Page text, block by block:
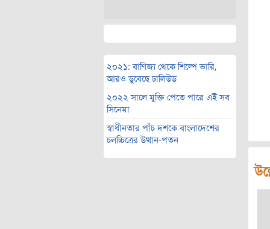
২০২১: বাণিজ্য থেকে শিল্পে ভারি,
আরও ডুবেছে ঢালিউড
২০২২ সালে মুক্তি পেতে পারে এই সব
সিনেমা
স্বাধীনতার পাঁচ দশকে বাংলাদেশের
চলচ্চিত্রের উত্থান-পতন